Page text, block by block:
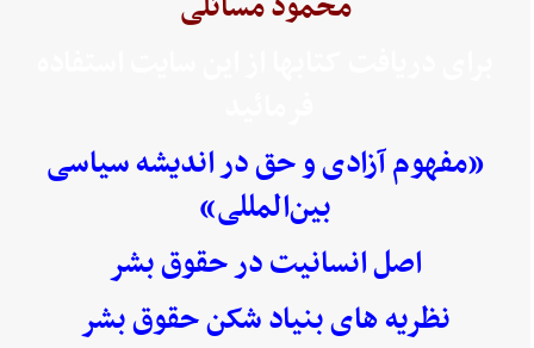
«مفهوم آزادی و حق در اندیشه سیاسی
بین‌المللی»
اصل انسانیت در حقوق بشر
نظریه های بنیاد شکن حقوق بشر